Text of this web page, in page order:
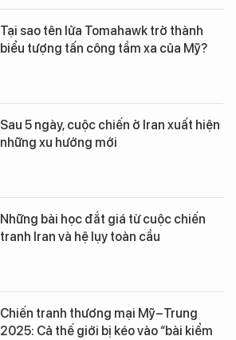
Tại sao tên lửa Tomahawk trở thành
biểu tượng tấn công tầm xa của Mỹ?
Sau 5 ngày, cuộc chiến ở Iran xuất hiện
những xu hướng mới
Những bài học đắt giá từ cuộc chiến
tranh Iran và hệ lụy toàn cầu
Chiến tranh thương mại Mỹ–Trung
2025: Cả thế giới bị kéo vào “bài kiểm